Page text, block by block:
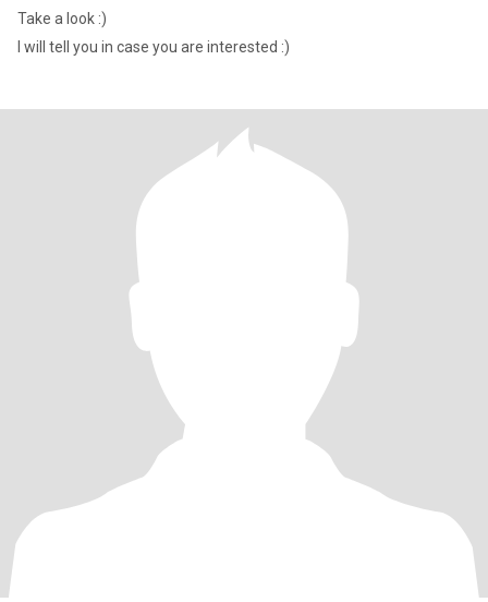
Take a look :)
I will tell you in case you are interested :)